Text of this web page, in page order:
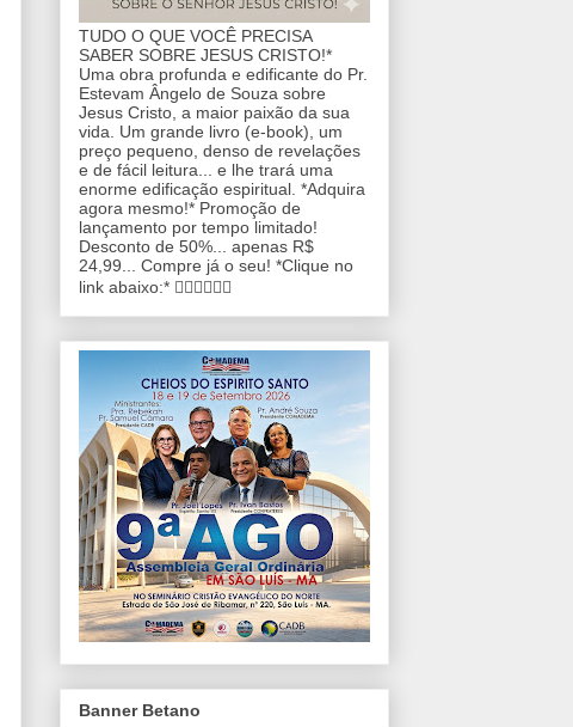
TUDO O QUE VOCÊ PRECISA
SABER SOBRE JESUS CRISTO!*
Uma obra profunda e edificante do Pr.
Estevam Ângelo de Souza sobre
Jesus Cristo, a maior paixão da sua
vida. Um grande livro (e-book), um
preço pequeno, denso de revelações
e de fácil leitura... e lhe trará uma
enorme edificação espiritual. *Adquira
agora mesmo!* Promoção de
lançamento por tempo limitado!
Desconto de 50%... apenas R$
24,99... Compre já o seu! *Clique no
link abaixo:* 👇🏼👇🏼👇🏼
Banner Betano